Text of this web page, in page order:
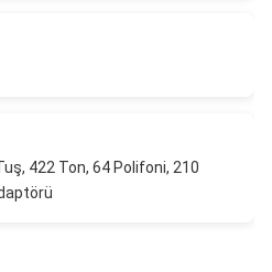
422 Ton, 64 Polifoni, 210